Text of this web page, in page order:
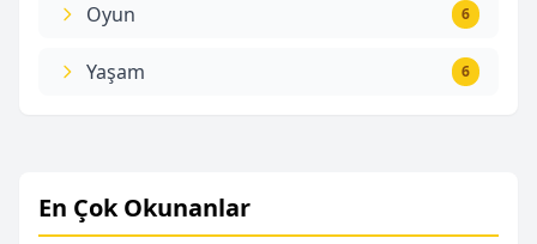
Oyun 6
Yaşam 6
En Çok Okunanlar